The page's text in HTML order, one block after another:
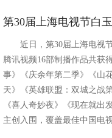
第30届上海电视节白
近日，第30届上海电视节
腾讯视频16部制播作品共获
事》《庆余年第二季》《山
天》《英雄联盟：双城之战
《喜人奇妙夜》《现在就出
主创入围，覆盖最佳中国电